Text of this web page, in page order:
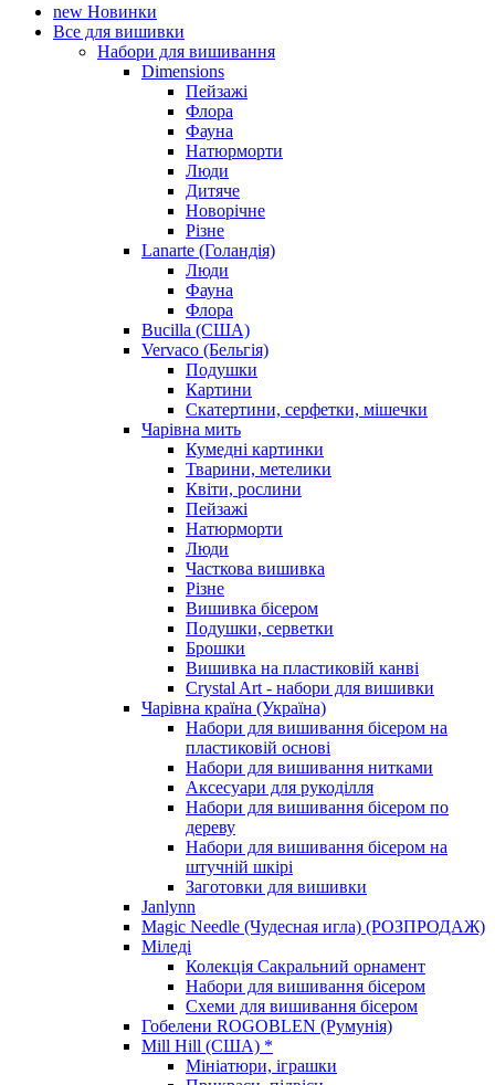
new Новинки
Все для вишивки
Набори для вишивання
Dimensions
Пейзажі
Флора
Фауна
Натюрморти
Люди
Дитяче
Новорічне
Різне
Lanarte (Голандія)
Люди
Фауна
Флора
Bucilla (США)
Vervaco (Бельгія)
Подушки
Картини
Скатертини, серфетки, мішечки
Чарiвна мить
Кумедні картинки
Тварини, метелики
Квіти, рослини
Пейзажі
Натюрморти
Люди
Часткова вишивка
Різне
Вишивка бісером
Подушки, серветки
Брошки
Вишивка на пластиковій канві
Crystal Art - набори для вишивки
Чарівна країна (Україна)
Набори для вишивання бісером на
пластиковій основі
Набори для вишивання нитками
Аксесуари для рукоділля
Набори для вишивання бісером по
дереву
Набори для вишивання бісером на
штучній шкірі
Заготовки для вишивки
Janlynn
Magic Needle (Чудесная игла) (РОЗПРОДАЖ)
Міледі
Колекція Сакральний орнамент
Набори для вишивання бісером
Схеми для вишивання бісером
Гобелени ROGOBLEN (Румунія)
Mill Hill (США) *
Мініатюри, іграшки